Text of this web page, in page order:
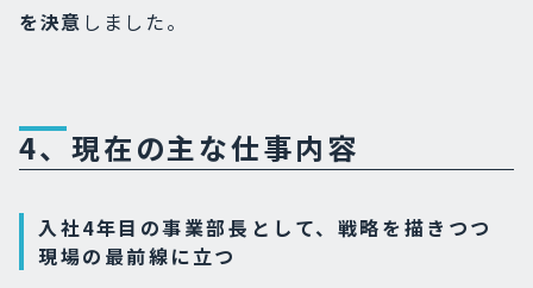
を決意 しました。
4、現在の主な仕事内容
入社4年目の事業部長として、戦略を描きつつ
現場の最前線に立つ